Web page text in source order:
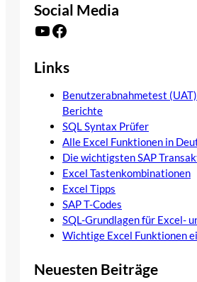
Social Media
YouTube Facebook
Links
Benutzerabnahmetest
Berichte
SQL Syntax Prüfer
Alle Excel Funktionen in
Die wichtigsten SAP
Excel Tastenkombinationen
Excel Tipps
SAP T-Codes
SQL-Grundlagen für Excel-
Wichtige Excel Funktionen
Neuesten Beiträge